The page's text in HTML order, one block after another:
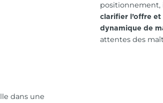
positionnement,
clarifier l’offre
dynamique de
attentes des
dans une